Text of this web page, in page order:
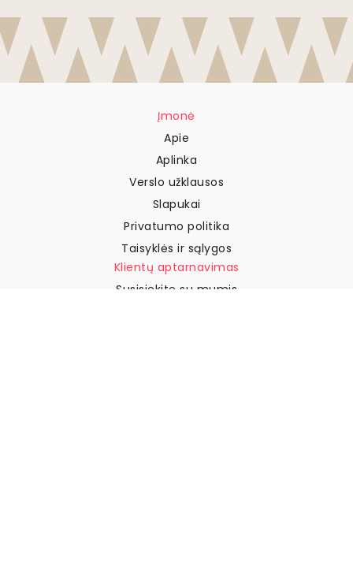
Įmonė
Apie
Aplinka
Verslo užklausos
Slapukai
Privatumo politika
Taisyklės ir sąlygos
Klientų aptarnavimas
Susisiekite su mumis